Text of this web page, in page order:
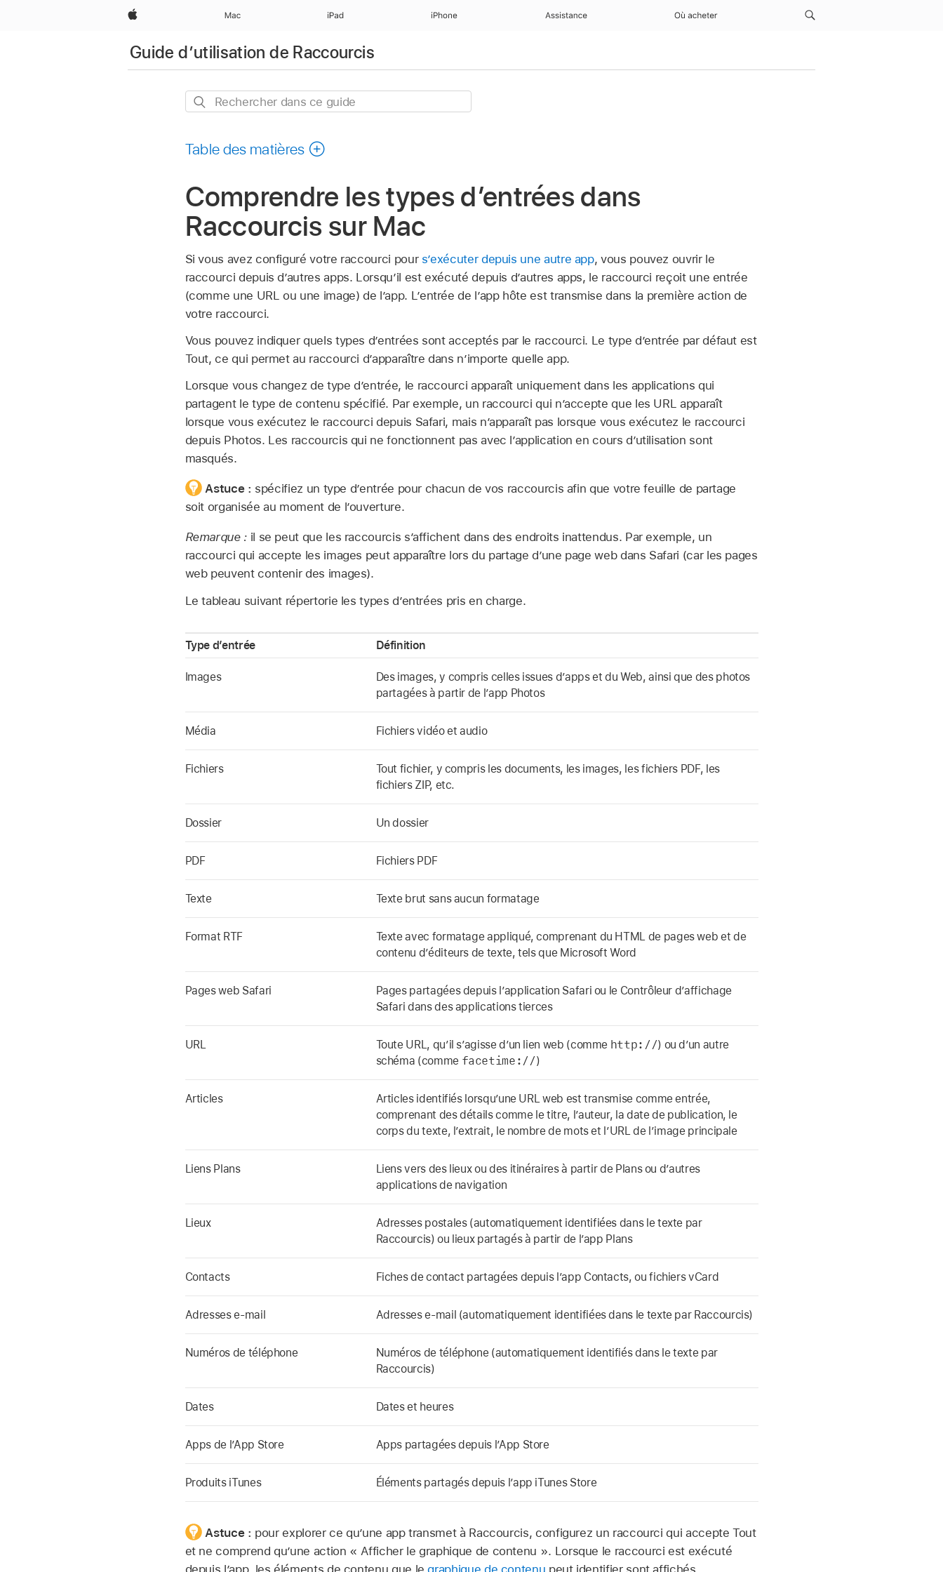
Apple Mac iPad iPhone Assistance Où acheter
Guide d’utilisation de Raccourcis
Rechercher
guide
Table des matières
Comprendre les types d’entrées dans
Raccourcis sur Mac
Si vous avez configuré votre raccourci pour s’exécuter depuis une autre app, vous pouvez ouvrir le
raccourci depuis d’autres apps. Lorsqu’il est exécuté depuis d’autres apps, le raccourci reçoit une entrée
(comme une URL ou une image) de l’app. L’entrée de l’app hôte est transmise dans la première action de
votre raccourci.
Vous pouvez indiquer quels types d’entrées sont acceptés par le raccourci. Le type d’entrée par défaut est
Tout, ce qui permet au raccourci d’apparaître dans n’importe quelle app.
Lorsque vous changez de type d’entrée, le raccourci apparaît uniquement dans les applications qui
partagent le type de contenu spécifié. Par exemple, un raccourci qui n’accepte que les URL apparaît
lorsque vous exécutez le raccourci depuis Safari, mais n’apparaît pas lorsque vous exécutez le raccourci
depuis Photos. Les raccourcis qui ne fonctionnent pas avec l’application en cours d’utilisation sont
masqués.
Astuce : spécifiez un type d’entrée pour chacun de vos raccourcis afin que votre feuille de partage
soit organisée au moment de l’ouverture.
Remarque : il se peut que les raccourcis s’affichent dans des endroits inattendus. Par exemple, un
raccourci qui accepte les images peut apparaître lors du partage d’une page web dans Safari (car les pages
web peuvent contenir des images).
Le tableau suivant répertorie les types d’entrées pris en charge.
Type d’entrée Définition
Images
Des images, y compris celles issues d’apps et du Web, ainsi que des photos
partagées à partir de l’app Photos
Média Fichiers vidéo et audio
Fichiers
Tout fichier, y compris les documents, les images, les fichiers PDF, les
fichiers ZIP, etc.
Dossier Un dossier
PDF Fichiers PDF
Texte Texte brut sans aucun formatage
Format RTF
Texte avec formatage appliqué, comprenant du HTML de pages web et de
contenu d’éditeurs de texte, tels que Microsoft Word
Pages web Safari
Pages partagées depuis l’application Safari ou le Contrôleur d’affichage
Safari dans des applications tierces
URL Toute URL, qu’il s’agisse d’un lien web (comme http://) ou d’un autre
schéma (comme facetime://)
Articles
Articles identifiés lorsqu’une URL web est transmise comme entrée,
comprenant des détails comme le titre, l’auteur, la date de publication, le
corps du texte, l’extrait, le nombre de mots et l’URL de l’image principale
Liens Plans
Liens vers des lieux ou des itinéraires à partir de Plans ou d’autres
applications de navigation
Lieux
Adresses postales (automatiquement identifiées dans le texte par
Raccourcis) ou lieux partagés à partir de l’app Plans
Contacts Fiches de contact partagées depuis l’app Contacts, ou fichiers vCard
Adresses e-mail Adresses e-mail (automatiquement identifiées dans le texte par Raccourcis)
Numéros de téléphone
Numéros de téléphone (automatiquement identifiés dans le texte par
Raccourcis)
Dates Dates et heures
Apps de l’App Store Apps partagées depuis l’App Store
Produits iTunes Éléments partagés depuis l’app iTunes Store
Astuce : pour explorer ce qu’une app transmet à Raccourcis, configurez un raccourci qui accepte Tout
et ne comprend qu’une action « Afficher le graphique de contenu ». Lorsque le raccourci est exécuté